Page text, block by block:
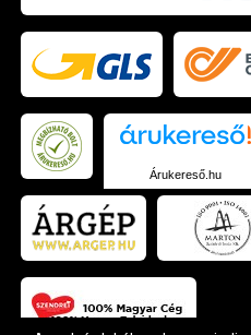
Árukereső.hu